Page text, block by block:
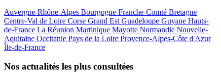
Auvergne-Rhône-Alpes Bourgogne-Franche-Comté Bretagne
Centre-Val de Loire Corse Grand Est Guadeloupe Guyane Hauts-
de-France La Réunion Martinique Mayotte Normandie Nouvelle-
Aquitaine Occitanie Pays de la Loire Provence-Alpes-Côte d'Azur
Île-de-France
Nos actualités les plus consultées